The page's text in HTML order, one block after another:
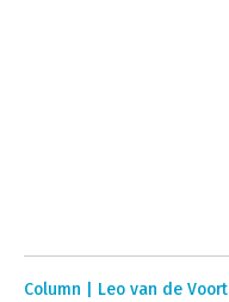
Column | Leo van de Voort